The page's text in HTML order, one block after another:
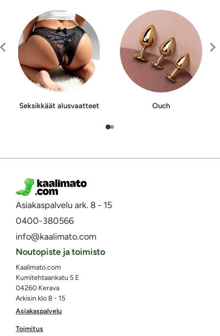
Seksikkäät alusvaatteet Ouch
Asiakaspalvelu ark. 8 - 15
0400-380566
info@kaalimato.com
Asiakaspalvelu
Toimitus
Noutopiste ja toimisto
Kaalimato.com
Kumitehtaankatu 5 E
04260 Kerava
Arkisin klo 8 - 15